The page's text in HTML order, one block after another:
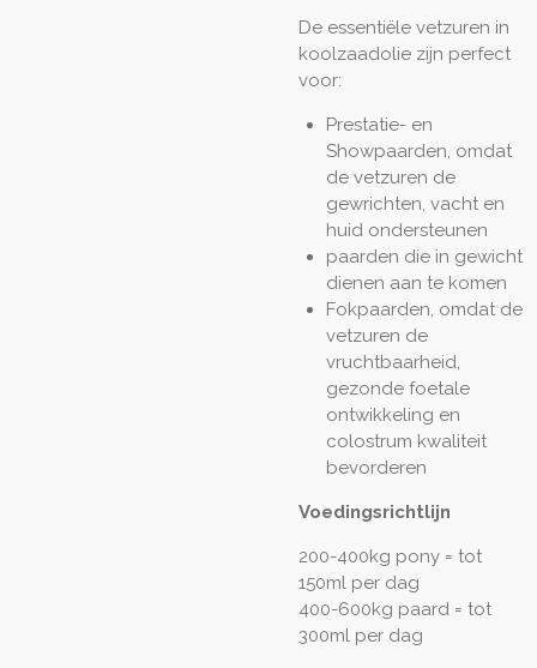
De essentiële vetzuren in
koolzaadolie zijn perfect
voor:
Prestatie- en
Showpaarden, omdat
de vetzuren de
gewrichten, vacht en
huid ondersteunen
paarden die in gewicht
dienen aan te komen
Fokpaarden, omdat de
vetzuren de
vruchtbaarheid,
gezonde foetale
ontwikkeling en
colostrum kwaliteit
bevorderen
Voedingsrichtlijn
200-400kg pony = tot
150ml per dag
400-600kg paard = tot
300ml per dag